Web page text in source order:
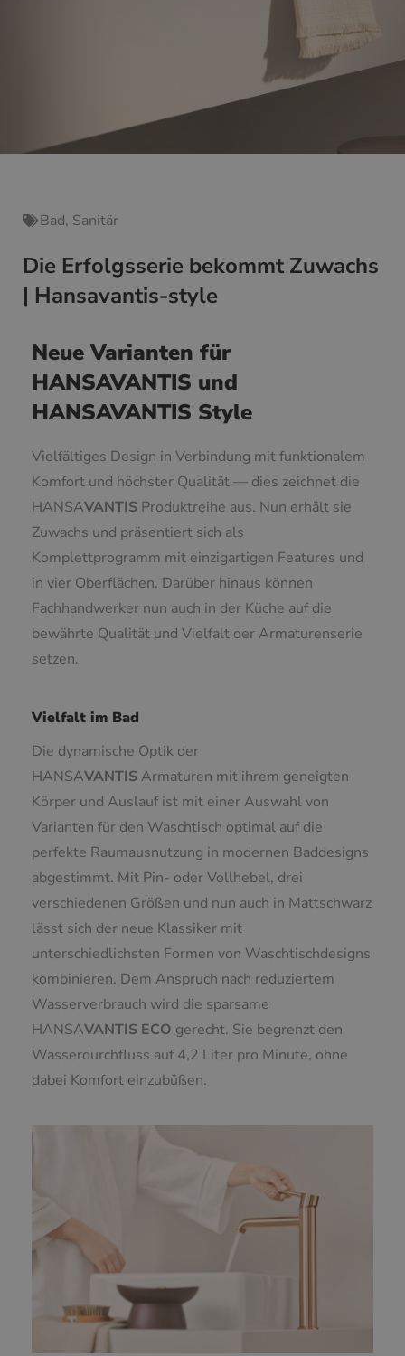
Bad, Sanitär
Die Erfolgsserie bekommt Zuwachs
| Hansavantis-style
Neue Varianten für
HANSAVANTIS und
HANSAVANTIS Style
Vielfältiges Design in Verbindung mit funktionalem
Komfort und höchster Qualität — dies zeichnet die
HANSAVANTIS Produktreihe aus. Nun erhält sie
Zuwachs und präsentiert sich als
Komplettprogramm mit einzigartigen Features und
in vier Oberflächen. Darüber hinaus können
Fachhandwerker nun auch in der Küche auf die
bewährte Qualität und Vielfalt der Armaturenserie
setzen.
Vielfalt im Bad
Die dynamische Optik der
HANSAVANTISArmaturen mit ihrem geneigten
Körper und Auslauf ist mit einer Auswahl von
Varianten für den Waschtisch optimal auf die
perfekte Raumausnutzung in modernen Baddesigns
abgestimmt. Mit Pin- oder Vollhebel, drei
verschiedenen Größen und nun auch in Mattschwarz
lässt sich der neue Klassiker mit
unterschiedlichsten Formen von Waschtischdesigns
kombinieren. Dem Anspruch nach reduziertem
Wasserverbrauch wird die sparsame
HANSAVANTIS ECO gerecht. Sie begrenzt den
Wasserdurchfluss auf 4,2 Liter pro Minute, ohne
dabei Komfort einzubüßen.